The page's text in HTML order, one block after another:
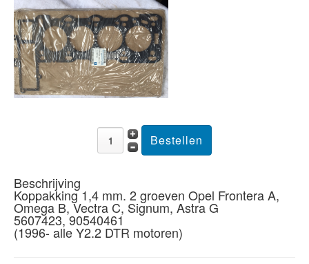
Beschrijving
Koppakking 1,4 mm. 2 groeven Opel Frontera A,
Omega B, Vectra C, Signum, Astra G
5607423, 90540461
(1996- alle Y2.2 DTR motoren)